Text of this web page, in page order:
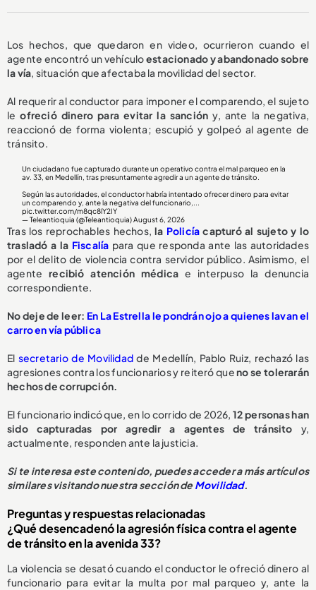
Los hechos, que quedaron en video, ocurrieron cuando el
agente encontró un vehículoestacionado y abandonado sobre
la vía, situación que afectaba la movilidad del sector.
Al requerir al conductor para imponer el comparendo, el sujeto
leofreció dinero para evitar la sanción y, ante la negativa,
reaccionó de forma violenta; escupió y golpeó al agente de
tránsito.
Un ciudadano fue capturado durante un operativo contra el mal parqueo en la
av. 33, en Medellín, tras presuntamente agredir a un agente de tránsito.
Según las autoridades, el conductor habría intentado ofrecer dinero para evitar
un comparendo y, ante la negativa del funcionario,...
pic.twitter.com/m8qc8lY2IY
— Teleantioquia (@Teleantioquia)August 6, 2026
Tras los reprochables hechos,la Policía capturó al sujeto y lo
trasladó a la Fiscalía para que responda ante las autoridades
por el delito de violencia contra servidor público. Asimismo, el
agenterecibió atención médica e interpuso la denuncia
correspondiente.
No deje de leer: En La Estrella le pondrán ojo a quienes lavan el
carro en vía pública
El secretario de Movilidad de Medellín, Pablo Ruiz, rechazó las
agresiones contra los funcionarios y reiteró queno se tolerarán
hechos de corrupción.
El funcionario indicó que, en lo corrido de 2026,12 personas han
sido capturadas por agredir a agentes de tránsito y,
actualmente, responden ante la justicia.
Si te interesa este contenido, puedes acceder a más artículos
similares visitando nuestra sección deMovilidad.
Preguntas y respuestas relacionadas
¿Qué desencadenó la agresión física contra el agente
de tránsito en la avenida 33?
La violencia se desató cuando el conductor le ofreció dinero al
funcionario para evitar la multa por mal parqueo y, ante la